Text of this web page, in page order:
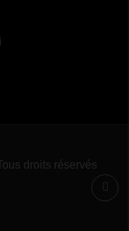
droits réservés